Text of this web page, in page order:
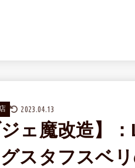
2023.04.13
ジェ魔改造】
スタフスベ